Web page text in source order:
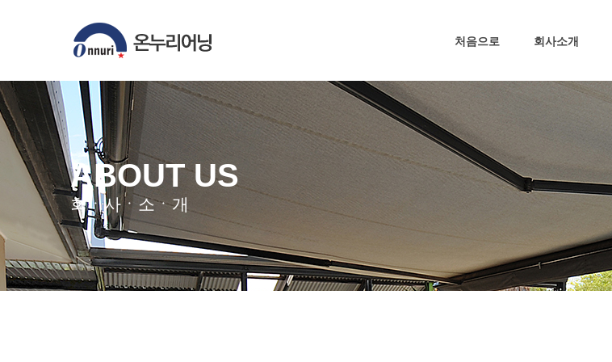
처음으로 회사소개
ABOUT US
회ㆍ사ㆍ소ㆍ개